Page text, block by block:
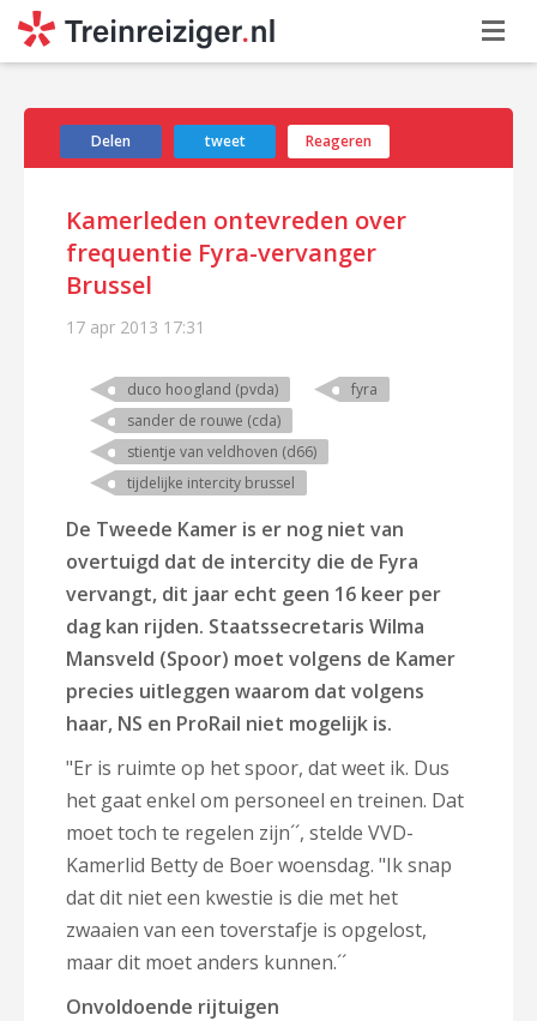
Delen tweet Reageren
Kamerleden ontevreden over
frequentie Fyra-vervanger
Brussel
17 apr 2013 17:31
duco hoogland (pvda)
fyra
sander de rouwe (cda)
stientje van veldhoven (d66)
tijdelijke intercity brussel
De Tweede Kamer is er nog niet van
overtuigd dat de intercity die de Fyra
vervangt, dit jaar echt geen 16 keer per
dag kan rijden. Staatssecretaris Wilma
Mansveld (Spoor) moet volgens de Kamer
precies uitleggen waarom dat volgens
haar, NS en ProRail niet mogelijk is.
"Er is ruimte op het spoor, dat weet ik. Dus
het gaat enkel om personeel en treinen. Dat
moet toch te regelen zijn´´, stelde VVD-
Kamerlid Betty de Boer woensdag. "Ik snap
dat dit niet een kwestie is die met het
zwaaien van een toverstafje is opgelost,
maar dit moet anders kunnen.´´
Onvoldoende rijtuigen